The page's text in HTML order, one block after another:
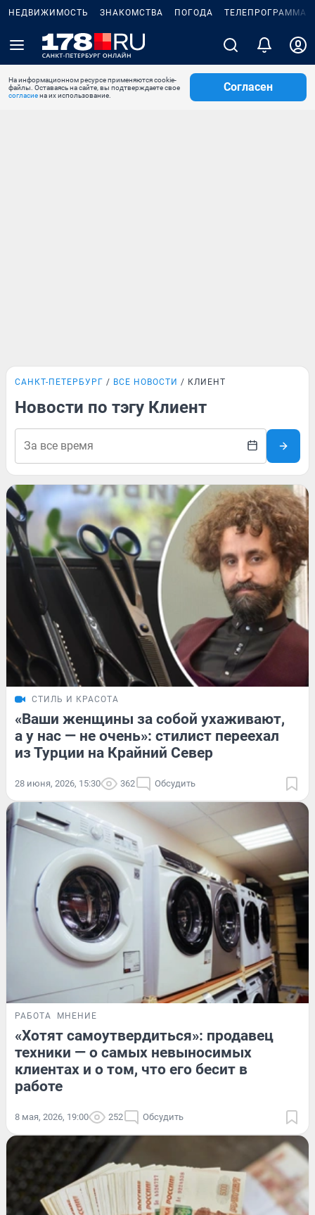
НЕДВИЖИМОСТЬ ЗНАКОМСТВА ПОГОДА ТЕЛЕПРОГРАММА
На информационном ресурсе применяются cookie-
файлы. Оставаясь на сайте, вы подтверждаете свое
согласиена их использование.
Согласен
САНКТ-ПЕТЕРБУРГ ВСЕ НОВОСТИ КЛИЕНТ
Новости по тэгу Клиент
СТИЛЬ И КРАСОТА
«Ваши женщины за собой ухаживают,
а у нас — не очень»: стилист переехал
из Турции на Крайний Север
28 июня, 2026, 15:30 362 Обсудить
РАБОТА МНЕНИЕ
«Хотят самоутвердиться»: продавец
техники — о самых невыносимых
клиентах и о том, что его бесит в
работе
8 мая, 2026, 19:00 252 Обсудить